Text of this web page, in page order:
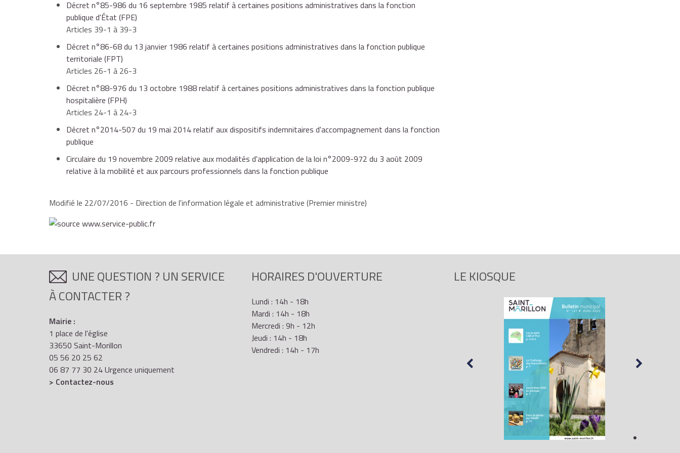
Pour comparer les missions des 2 postes, l'administration d'accueil examine:
leurs caractéristiques générales,
le type de fonctions auxquelles elles donnent accès,
le type d'activités ou de responsabilités concernées (encadrement, gestion, expertise, coordination,
exécution, etc.), quelle que soit la filière professionnelle dans laquelle elles s'inscrivent (administrative,
technique, sociale, etc.).
Les services accomplis dans le corps ou cadre d'emplois d'origine sont assimilés à des services accomplis dans le
nouveau corps ou cadre d'emplois.
Décret n°85-986 du 16 septembre 1985 relatif à certaines positions administratives dans la fonction
publique d'État (FPE)
Articles 39-1 à 39-3
Décret n°86-68 du 13 janvier 1986 relatif à certaines positions administratives dans la fonction publique
territoriale (FPT)
Articles 26-1 à 26-3
Décret n°88-976 du 13 octobre 1988 relatif à certaines positions administratives dans la fonction publique
hospitalière (FPH)
Articles 24-1 à 24-3
Décret n°2014-507 du 19 mai 2014 relatif aux dispositifs indemnitaires d'accompagnement dans la fonction
publique
Circulaire du 19 novembre 2009 relative aux modalités d'application de la loi n°2009-972 du 3 août 2009
relative à la mobilité et aux parcours professionnels dans la fonction publique
Modifié le 22/07/2016 - Direction de l'information légale et administrative (Premier ministre)
UNE QUESTION ? UN SERVICE
À CONTACTER ?
Mairie :
1 place de l'église
33650 Saint-Morillon
05 56 20 25 62
06 87 77 30 24 Urgence uniquement
> Contactez-nous
HORAIRES D'OUVERTURE
Lundi : 14h - 18h
Mardi : 14h - 18h
Mercredi : 9h - 12h
Jeudi : 14h - 18h
Vendredi : 14h - 17h
LE KIOSQUE